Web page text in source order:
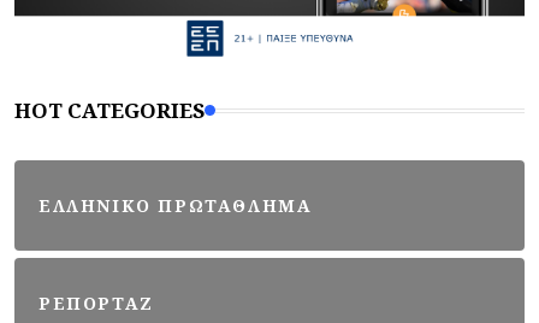
HOT CATEGORIES
ΕΛΛΗΝΙΚΟ ΠΡΩΤΑΘΛΗΜΑ
ΡΕΠΟΡΤΑΖ